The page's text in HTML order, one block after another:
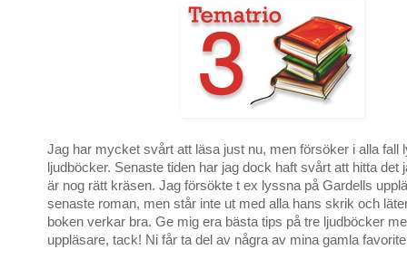
Jag har mycket svårt att läsa just nu, men försöker i alla fall
ljudböcker. Senaste tiden har jag dock haft svårt att hitta det
är nog rätt kräsen. Jag försökte t ex lyssna på Gardells
senaste roman, men står inte ut med alla hans skrik och
boken verkar bra. Ge mig era bästa tips på tre ljudböcker
uppläsare, tack! Ni får ta del av några av mina gamla